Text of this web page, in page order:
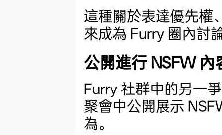
這種關於表達優先權
來成為 Furry 圈內討
公開進行 NSFW
Furry 社群中的另一
聚會中公開展示
為。